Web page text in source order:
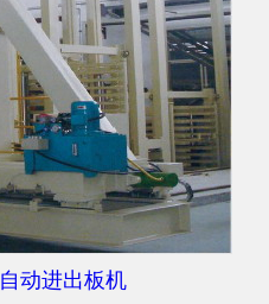
联系我们
合作客户
自动进出板机